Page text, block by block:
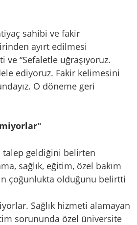
sahibi ve fakir
ayırt edilmesi
ve “Sefaletle uğraşıyoruz.
ediyoruz. Fakir kelimesini
O döneme geri
talep geldiğini belirten
sağlık, eğitim, özel bakım
çoğunlukta olduğunu belirtti
Sağlık hizmeti alamayan
sorununda özel üniversite